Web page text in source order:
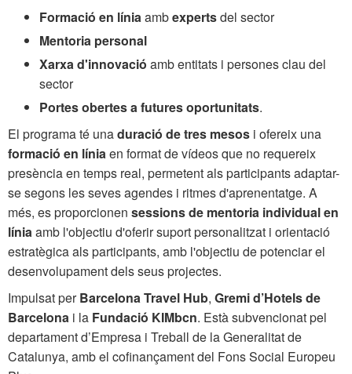
Formació en líniaambexpertsdel sector
Mentoria personal
Xarxa d'innovació amb entitats i persones clau del
sector
Portes obertes a futures oportunitats.
El programa té unaduració de tres mesos i ofereix una
formació en líniaen format de vídeos que no requereix
presència en temps real, permetent als participants adaptar-
se segons les seves agendes i ritmes d'aprenentatge. A
més, es proporcionen sessions de mentoria individual en
líniaamb l'objectiu d'oferir suport personalitzat i orientació
estratègica als participants, amb l'objectiu de potenciar el
desenvolupament dels seus projectes.
Impulsat perBarcelona Travel Hub, Gremi d’Hotels de
Barcelona i la Fundació KIMbcn. Està subvencionat pel
departament d’Empresa i Treball de la Generalitat de
Catalunya, amb el cofinançament del Fons Social Europeu